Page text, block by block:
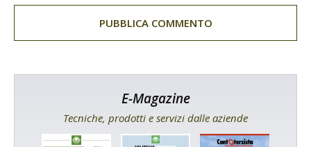
E-Magazine
Tecniche, prodotti e servizi dalle aziende